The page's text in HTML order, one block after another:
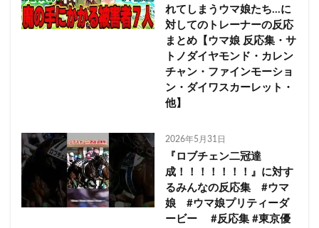
れてしまうウマ娘たち…に
対してのトレーナーの反応
まとめ【ウマ娘 反応集・サ
トノダイヤモンド・カレン
チャン・ファインモーショ
ン・ダイワスカーレット・
他】
2026年5月31日
『ロブチェン二冠達
成！！！！！！！』に対す
るみんなの反応集 #ウマ
娘 #ウマ娘プリティーダ
ービー #反応集 #東京優